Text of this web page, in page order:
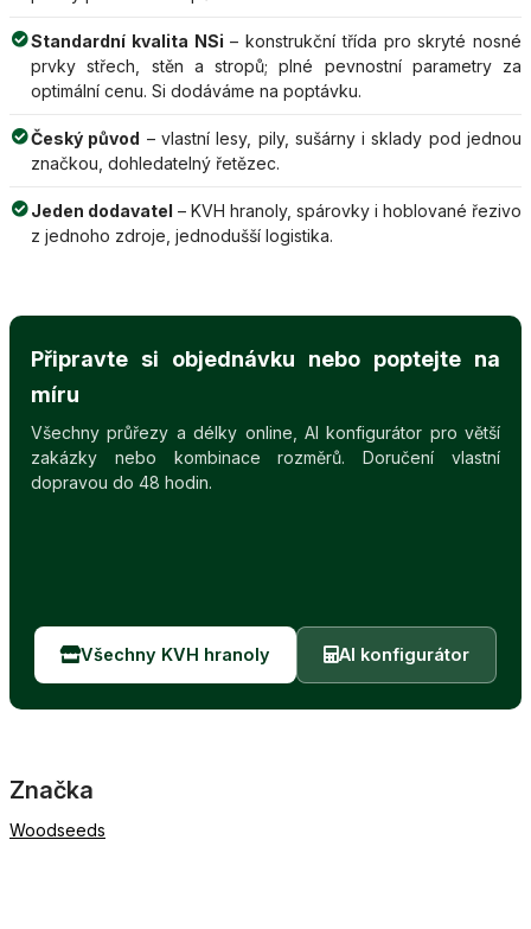
Standardní kvalita NSi – konstrukční třída pro skryté nosné
prvky střech, stěn a stropů; plné pevnostní parametry za
optimální cenu. Si dodáváme na poptávku.
Český původ – vlastní lesy, pily, sušárny i sklady pod jednou
značkou, dohledatelný řetězec.
Jeden dodavatel – KVH hranoly, spárovky i hoblované řezivo
z jednoho zdroje, jednodušší logistika.
Připravte si objednávku nebo poptejte na
míru
Všechny průřezy a délky online, AI konfigurátor pro větší
zakázky nebo kombinace rozměrů. Doručení vlastní
dopravou do 48 hodin.
Všechny KVH hranoly AI konfigurátor
Značka
Woodseeds